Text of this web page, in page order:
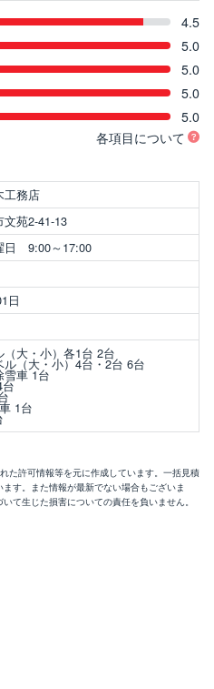
4.5
5.0
5.0
5.0
5.0
各項目について
工務店
苑2-41-13
日 9:00～17:00
日
大・小）各1台 2台
（大・小）4台・2台 6台
雪車 1台
台
1台
た許可情報等を元に作成しています。一括見積
す。また情報が最新でない場合もございま
て生じた損害についての責任を負いません。